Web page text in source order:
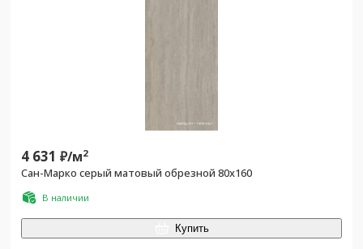
4 631 ₽/м2
Сан-Марко серый матовый обрезной 80x160
В наличии
Купить